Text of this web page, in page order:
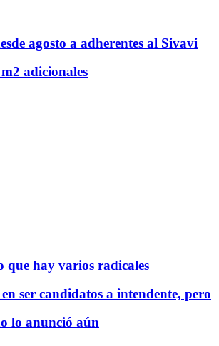
agosto a adherentes al Sivavi
adicionales
que hay varios radicales
ser candidatos a intendente, pero
lo anunció aún